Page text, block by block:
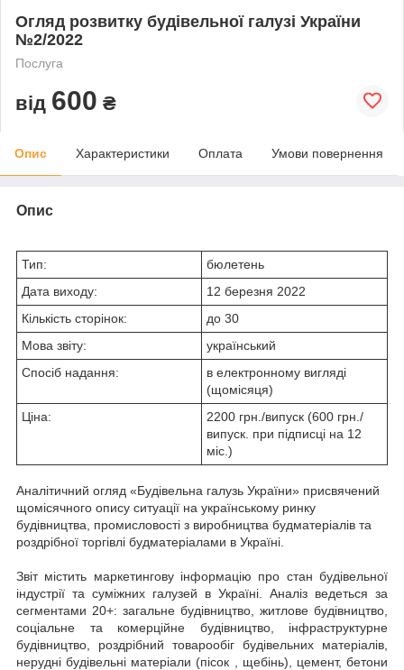
Огляд розвитку будівельної галузі України
№2/2022
Послуга
від 600 ₴
Опис Характеристики Оплата Умови повернення
Опис
Тип:
бюлетень
Дата виходу:
12 березня 2022
Кількість сторінок:
до 30
Мова звіту:
український
Спосіб надання:
в електронному вигляді
(щомісяця)
Ціна:
2200 грн./випуск (600 грн./
випуск. при підписці на 12
міс.)
Аналітичний огляд «Будівельна галузь України» присвячений
щомісячного опису ситуації на українському ринку
будівництва, промисловості з виробництва будматеріалів та
роздрібної торгівлі будматеріалами в Україні.
Звіт містить маркетингову інформацію про стан будівельної
індустрії та суміжних галузей в Україні. Аналіз ведеться за
сегментами 20+: загальне будівництво, житлове будівництво,
соціальне та комерційне будівництво, інфраструктурне
будівництво, роздрібний товарообіг будівельних матеріалів,
нерудні будівельні матеріали (пісок , щебінь), цемент, бетони